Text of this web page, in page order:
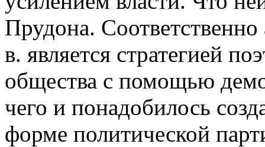
Прудона.
в. является стратегией
общества с помощью
чего и понадобилось
форме политической